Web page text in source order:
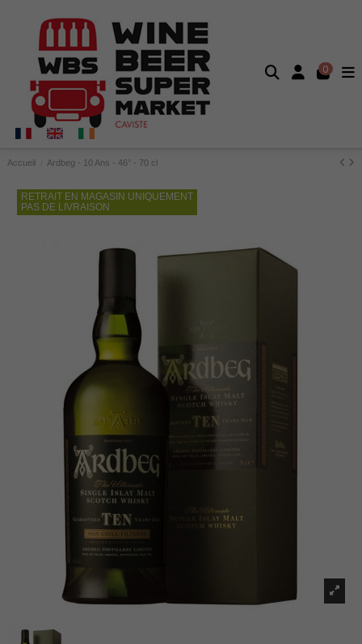
0
Accueil Ardbeg - 10 Ans - 46° - 70 cl
RETRAIT EN MAGASIN UNIQUEMENT
PAS DE LIVRAISON